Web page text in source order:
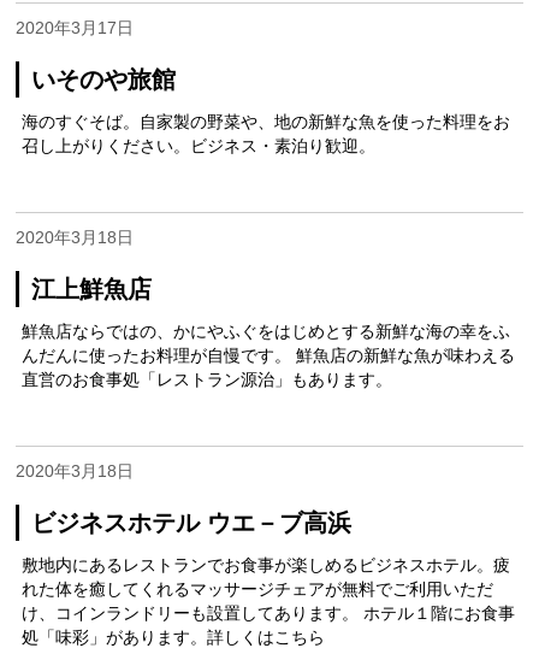
いそのや旅館
2020年3月17日
海のすぐそば。自家製の野菜や、地の新鮮な魚を使った料理をお
召し上がりください。ビジネス・素泊り歓迎。
江上鮮魚店
2020年3月18日
鮮魚店ならではの、かにやふぐをはじめとする新鮮な海の幸をふ
んだんに使ったお料理が自慢です。 鮮魚店の新鮮な魚が味わえる
直営のお食事処「レストラン源治」もあります。
ビジネスホテル ウエ－ブ高浜
2020年3月18日
敷地内にあるレストランでお食事が楽しめるビジネスホテル。疲
れた体を癒してくれるマッサージチェアが無料でご利用いただ
け、コインランドリーも設置してあります。 ホテル１階にお食事
処「味彩」があります。詳しくはこちら